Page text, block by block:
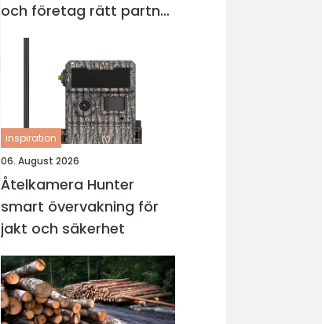
och företag rätt partner
för städningen
inspiration
06. August 2026
Åtelkamera Hunter
smart övervakning för
jakt och säkerhet